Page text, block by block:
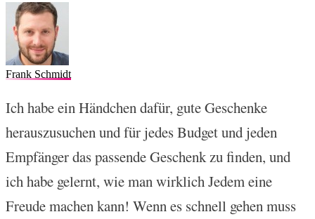
Frank Schmidt
Ich habe ein Händchen dafür, gute Geschenke
herauszusuchen und für jedes Budget und jeden
Empfänger das passende Geschenk zu finden, und
ich habe gelernt, wie man wirklich Jedem eine
Freude machen kann! Wenn es schnell gehen muss